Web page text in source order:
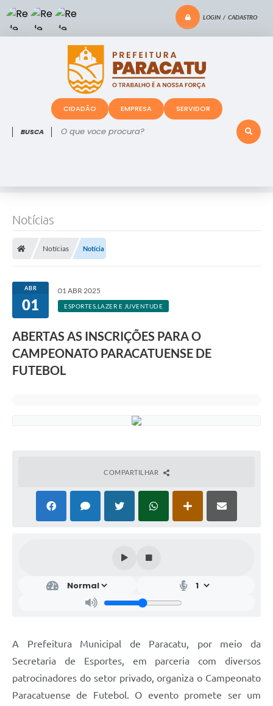
LOGIN / CADASTRO
O que voce procura?
CIDADÃO EMPRESA SERVIDOR
Notícias
Notícias Notícia
ABR
01
01 ABR 2025
ESPORTES,LAZER E JUVENTUDE
ABERTAS AS INSCRIÇÕES PARA O
CAMPEONATO PARACATUENSE DE
FUTEBOL
COMPARTILHAR
A Prefeitura Municipal de Paracatu, por meio da
Secretaria de Esportes, em parceria com diversos
patrocinadores do setor privado, organiza o Campeonato
Paracatuense de Futebol. O evento promete ser um